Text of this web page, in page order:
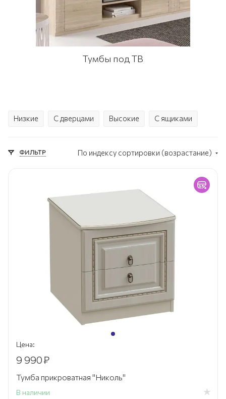
Тумбы под ТВ
Низкие С дверцами Высокие С ящиками
ФИЛЬТР По индексу сортировки (возрастание)
Цена:
9 990₽
Тумба прикроватная "Николь"
В наличии